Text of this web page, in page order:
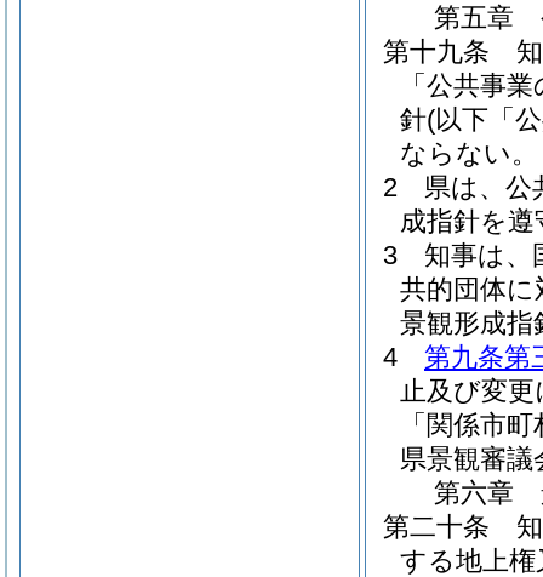
第五章
第十九条
「公共事
針(以下「
ならない。
2
県は、公
成指針を
3
知事は、
共的団体
景観形成
4
第九条第
止及び変
「関係市
県景観審
第六章
第二十条
する地上